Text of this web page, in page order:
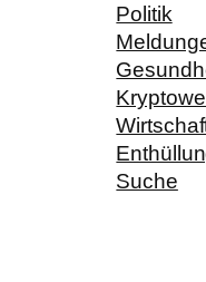
Politik
Suche